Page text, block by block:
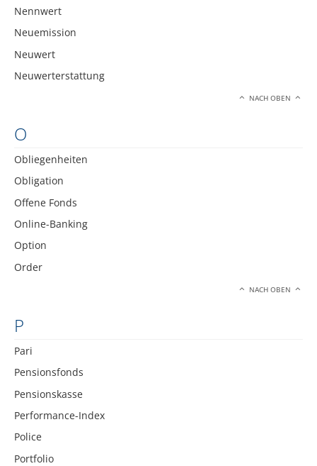
Nennwert
Neuemission
Neuwert
Neuwerterstattung
NACH OBEN
O
Obliegenheiten
Obligation
Offene Fonds
Online-Banking
Option
Order
NACH OBEN
P
Pari
Pensionsfonds
Pensionskasse
Performance-Index
Police
Portfolio